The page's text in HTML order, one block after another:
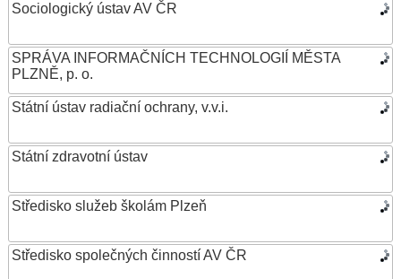
Sociologický ústav AV ČR
SPRÁVA INFORMAČNÍCH TECHNOLOGIÍ MĚSTA
PLZNĚ, p. o.
Státní ústav radiační ochrany, v.v.i.
Státní zdravotní ústav
Středisko služeb školám Plzeň
Středisko společných činností AV ČR